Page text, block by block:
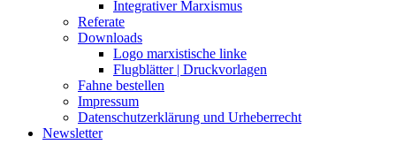
Integrativer Marxismus
Referate
Downloads
Logo marxistische linke
Flugblätter | Druckvorlagen
Fahne bestellen
Impressum
Datenschutzerklärung und Urheberrecht
Newsletter